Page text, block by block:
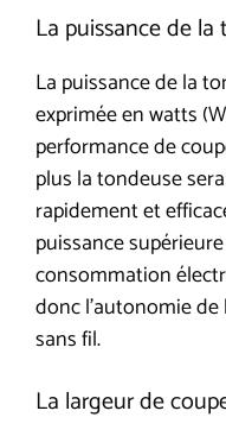
La puissance de
La puissance de la
exprimée en watts
performance de
plus la tondeuse
rapidement et
puissance
consommation
donc l’autonomie
sans fil.
La largeur de